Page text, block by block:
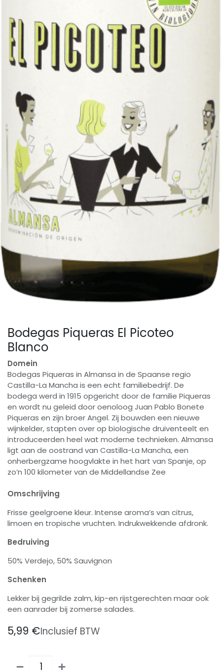
Bodegas Piqueras El Picoteo
Blanco
Domein
Bodegas Piqueras in Almansa in de Spaanse regio
Castilla-La Mancha is een echt familiebedrijf. De
bodega werd in 1915 opgericht door de familie Piqueras
en wordt nu geleid door oenoloog Juan Pablo Bonete
Piqueras en zijn broer Angel. Zij bouwden een nieuwe
wijnkelder, stapten over op biologische druiventeelt en
introduceerden heel wat moderne technieken. Almansa
ligt aan de oostrand van Castilla-La Mancha, een
onherbergzame hoogvlakte in het hart van Spanje, op
zo’n 100 kilometer van de Middellandse Zee
Omschrijving
Frisse geelgroene kleur. Intense aroma’s van citrus,
limoen en tropische vruchten. Indrukwekkende afdronk.
Bedruiving
50% Verdejo, 50% Sauvignon
Schenken
Lekker bij gegrilde zalm, kip-en rijstgerechten maar ook
een aanrader bij zomerse salades.
5,99 €Inclusief BTW